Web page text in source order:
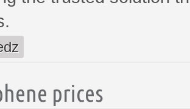
prices